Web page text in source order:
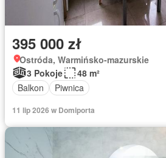
395 000 zł
Ostróda, Warmińsko-mazurskie
3 Pokoje
48 m²
Balkon
Piwnica
11 lip 2026 w Domiporta